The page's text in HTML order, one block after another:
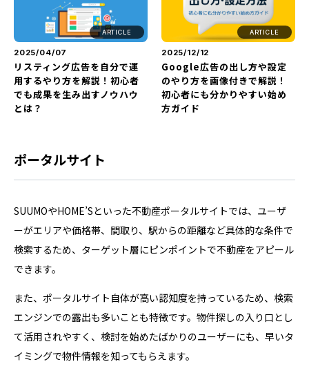
ARTICLE
2025/04/07
リスティング広告を自分で運
用するやり方を解説！初心者
でも成果を生み出すノウハウ
とは？
ARTICLE
2025/12/12
Google広告の出し方や設定
のやり方を画像付きで解説！
初心者にも分かりやすい始め
方ガイド
ポータルサイト
SUUMOやHOME’Sといった不動産ポータルサイトでは、ユーザ
ーがエリアや価格帯、間取り、駅からの距離など具体的な条件で
検索するため、ターゲット層にピンポイントで不動産をアピール
できます。
また、ポータルサイト自体が高い認知度を持っているため、検索
エンジンでの露出も多いことも特徴です。物件探しの入り口とし
て活用されやすく、検討を始めたばかりのユーザーにも、早いタ
イミングで物件情報を知ってもらえます。